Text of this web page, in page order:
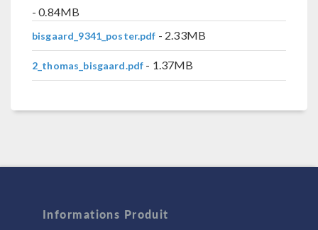
- 0.84MB
bisgaard_9341_poster.pdf - 2.33MB
2_thomas_bisgaard.pdf - 1.37MB
Informations Produit